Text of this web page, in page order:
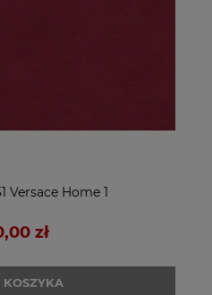
Versace Home 1
zł
KOSZYKA